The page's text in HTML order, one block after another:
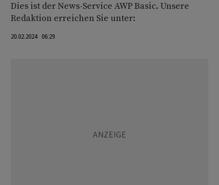
Dies ist der News-Service AWP Basic. Unsere
Redaktion erreichen Sie unter:
20.02.2024 06:29